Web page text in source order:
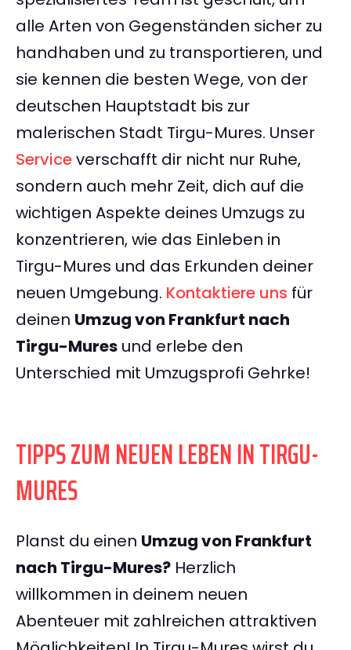
alle Arten von Gegenständen sicher zu
handhaben und zu transportieren, und
sie kennen die besten Wege, von der
deutschen Hauptstadt bis zur
malerischen Stadt Tirgu-Mures. Unser
Serviceverschafft dir nicht nur Ruhe,
sondern auch mehr Zeit, dich auf die
wichtigen Aspekte deines Umzugs zu
konzentrieren, wie das Einleben in
Tirgu-Mures und das Erkunden deiner
neuen Umgebung. Kontaktiere uns für
deinen Umzug von Frankfurt nach
Tirgu-Mures und erlebe den
Unterschied mit Umzugsprofi Gehrke!
TIPPS ZUM NEUEN LEBEN IN TIRGU-
MURES
Planst du einen Umzug von Frankfurt
nach Tirgu-Mures? Herzlich
willkommen in deinem neuen
Abenteuer mit zahlreichen attraktiven